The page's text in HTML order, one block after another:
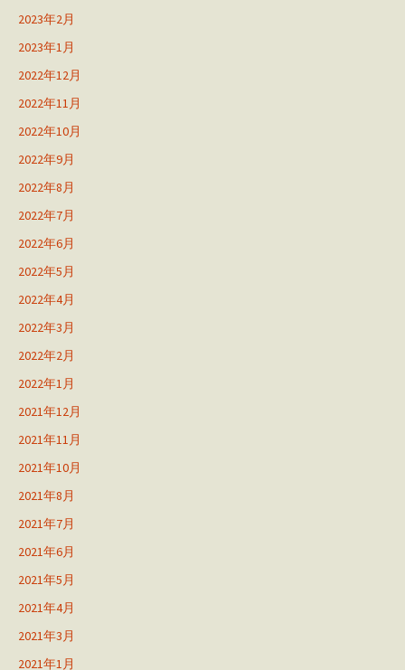
2023年2月
2023年1月
2022年12月
2022年11月
2022年10月
2022年9月
2022年8月
2022年7月
2022年6月
2022年5月
2022年4月
2022年3月
2022年2月
2022年1月
2021年12月
2021年11月
2021年10月
2021年8月
2021年7月
2021年6月
2021年5月
2021年4月
2021年3月
2021年1月